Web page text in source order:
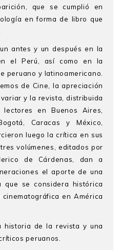
que se cumplió en
en forma de libro que
antes y un después en la
el Perú, así como en la
peruano y latinoamericano.
de Cine, la apreciación
y la revista, distribuida
en Buenos Aires,
Caracas y México,
luego la crítica en sus
volúmenes, editados por
de Cárdenas, dan a
el aporte de una
que se considera histórica
en América
historia de la revista y una
peruanos.